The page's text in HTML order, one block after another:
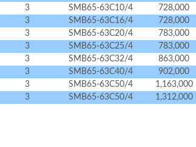
3 SMB65-63C10/4 728,000
3 SMB65-63C16/4 728,000
3 SMB65-63C20/4 783,000
3 SMB65-63C25/4 783,000
3 SMB65-63C32/4 863,000
3 SMB65-63C40/4 902,000
3 SMB65-63C50/4
1,163,000
3 SMB65-63C50/4 1,312,000